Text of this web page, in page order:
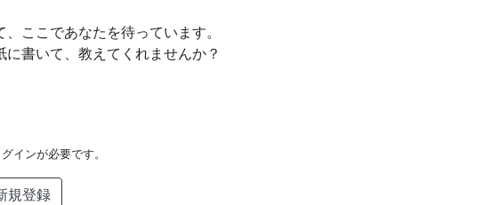
ここであなたを待っています。
書いて、教えてくれませんか？
インが必要です。
規登録